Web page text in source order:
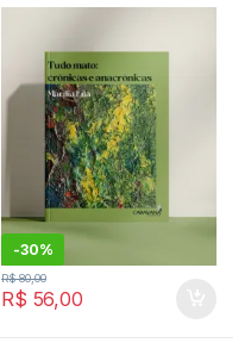
-30%
R$ 56,00
R$80,00